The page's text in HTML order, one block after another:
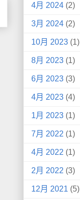
4月 2024 (2)
3月 2024 (2)
10月 2023 (1)
8月 2023 (1)
6月 2023 (3)
4月 2023 (4)
1月 2023 (1)
7月 2022 (1)
4月 2022 (1)
2月 2022 (3)
12月 2021 (5)